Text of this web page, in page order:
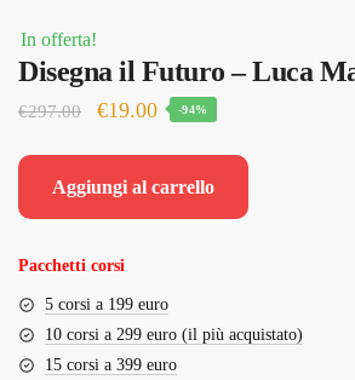
In offerta!
Disegna il Futuro – Luca
€297.00
Il
originale
€19.00Il
-94%
Aggiungi al carrello
Pacchetti corsi
5 corsi a 199 euro
10 corsi a 299 euro (il più acquistato)
15 corsi a 399 euro